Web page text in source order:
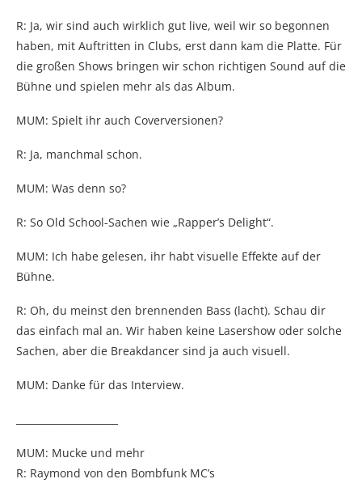
R: Ja, wir sind auch wirklich gut live, weil wir so begonnen
haben, mit Auftritten in Clubs, erst dann kam die Platte. Für
die großen Shows bringen wir schon richtigen Sound auf die
Bühne und spielen mehr als das Album.
MUM: Spielt ihr auch Coverversionen?
R: Ja, manchmal schon.
MUM: Was denn so?
R: So Old School-Sachen wie „Rapper’s Delight“.
MUM: Ich habe gelesen, ihr habt visuelle Effekte auf der
Bühne.
R: Oh, du meinst den brennenden Bass (lacht). Schau dir
das einfach mal an. Wir haben keine Lasershow oder solche
Sachen, aber die Breakdancer sind ja auch visuell.
MUM: Danke für das Interview.
MUM: Mucke und mehr
R: Raymond von den Bombfunk MC’s